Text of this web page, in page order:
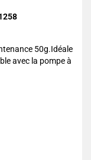
50g.Idéale
avec la pompe à